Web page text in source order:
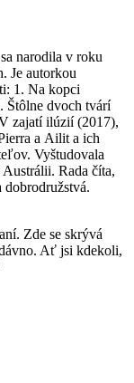
narodila v roku
Je autorkou
1. Na kopci
Štôlne dvoch tvárí
zajatí ilúzií (2017),
a Ailit a ich
Vyštudovala
Rada číta,
Zde se skrývá
Ať jsi kdekoli,